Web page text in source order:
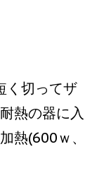
く切ってザ
熱の器に入
熱(600ｗ、